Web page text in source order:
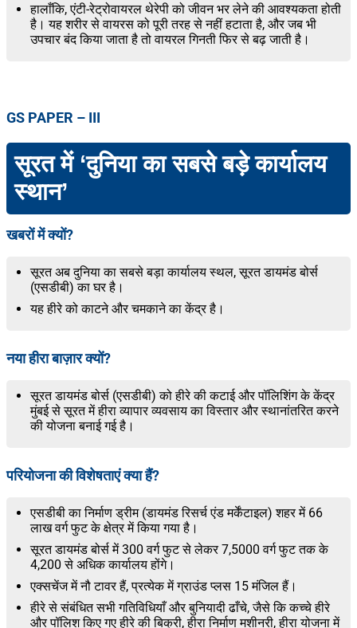
हालाँकि, एंटी-रेट्रोवायरल थेरेपी को जीवन भर लेने की आवश्यकता होती
है। यह शरीर से वायरस को पूरी तरह से नहीं हटाता है, और जब भी
उपचार बंद किया जाता है तो वायरल गिनती फिर से बढ़ जाती है।
GS PAPER – III
सूरत में ‘दुनिया का सबसे बड़े कार्यालय
स्थान’
खबरों में क्यों?
सूरत अब दुनिया का सबसे बड़ा कार्यालय स्थल, सूरत डायमंड बोर्स
(एसडीबी) का घर है।
यह हीरे को काटने और चमकाने का केंद्र है।
नया हीरा बाज़ार क्यों?
सूरत डायमंड बोर्स (एसडीबी) को हीरे की कटाई और पॉलिशिंग के केंद्र
मुंबई से सूरत में हीरा व्यापार व्यवसाय का विस्तार और स्थानांतरित करने
की योजना बनाई गई है।
परियोजना की विशेषताएं क्या हैं?
एसडीबी का निर्माण ड्रीम (डायमंड रिसर्च एंड मर्केंटाइल) शहर में 66
लाख वर्ग फुट के क्षेत्र में किया गया है।
सूरत डायमंड बोर्स में 300 वर्ग फुट से लेकर 7,5000 वर्ग फुट तक के
4,200 से अधिक कार्यालय होंगे।
एक्सचेंज में नौ टावर हैं, प्रत्येक में ग्राउंड प्लस 15 मंजिल हैं।
हीरे से संबंधित सभी गतिविधियाँ और बुनियादी ढाँचे, जैसे कि कच्चे हीरे
और पॉलिश किए गए हीरे की बिक्री, हीरा निर्माण मशीनरी, हीरा योजना में